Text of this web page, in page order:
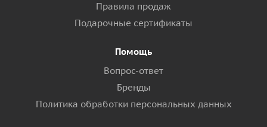
Правила продаж
Подарочные сертификаты
Помощь
Вопрос-ответ
Бренды
Политика обработки персональных данных